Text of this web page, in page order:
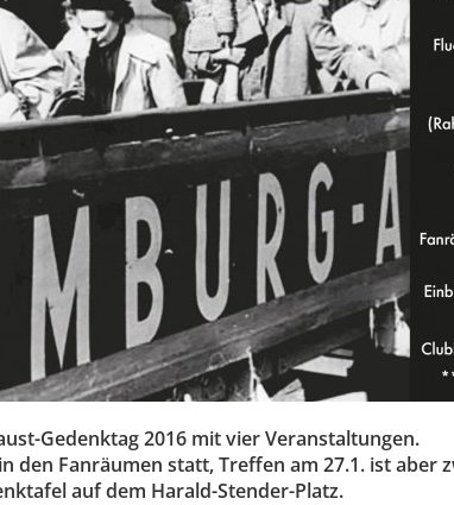
Gedenktag 2016 mit vier Veranstaltungen.
den Fanräumen statt, Treffen am 27.1. ist aber
auf dem Harald-Stender-Platz.